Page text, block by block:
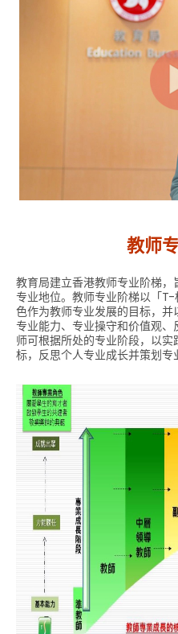
教师
教育局建立香港教师专业阶梯
专业地位。教师专业阶梯以「T-
色作为教师专业发展的目标，
专业能力、专业操守和价值观
师可根据所处的专业阶段，以
标，反思个人专业成长并策划专